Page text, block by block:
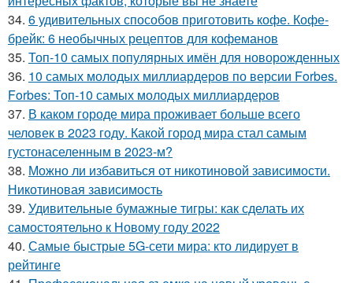
34. 6 удивительных способов приготовить кофе. Кофе-
брейк: 6 необычных рецептов для кофеманов
35. Топ-10 самых популярных имён для новорожденных
36. 10 самых молодых миллиардеров по версии Forbes.
Forbes: Топ-10 самых молодых миллиардеров
37. В каком городе мира проживает больше всего
человек в 2023 году. Какой город мира стал самым
густонаселенным в 2023-м?
38. Можно ли избавиться от никотиновой зависимости.
Никотиновая зависимость
39. Удивительные бумажные тигры: как сделать их
самостоятельно к Новому году 2022
40. Самые быстрые 5G-сети мира: кто лидирует в
рейтинге